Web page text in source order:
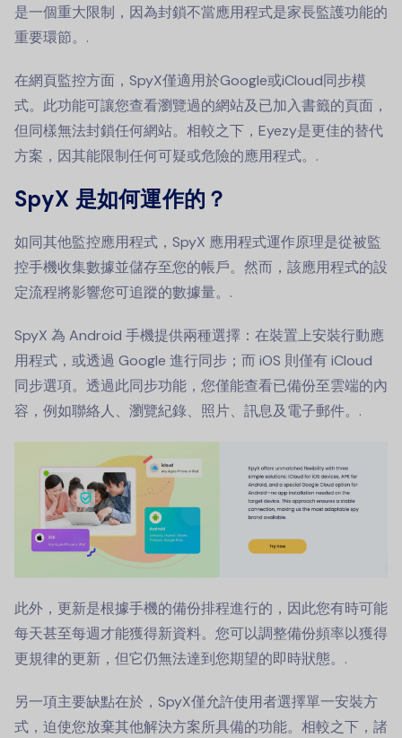
是一個重大限制，因為封鎖不當應用程式是家長監護功能的
重要環節。.
在網頁監控方面，SpyX僅適用於Google或iCloud同步模
式。此功能可讓您查看瀏覽過的網站及已加入書籤的頁面，
但同樣無法封鎖任何網站。相較之下，Eyezy是更佳的替代
方案，因其能限制任何可疑或危險的應用程式。.
SpyX 是如何運作的？
如同其他監控應用程式，SpyX 應用程式運作原理是從被監
控手機收集數據並儲存至您的帳戶。然而，該應用程式的設
定流程將影響您可追蹤的數據量。.
SpyX 為 Android 手機提供兩種選擇：在裝置上安裝行動應
用程式，或透過 Google 進行同步；而 iOS 則僅有 iCloud
同步選項。透過此同步功能，您僅能查看已備份至雲端的內
容，例如聯絡人、瀏覽紀錄、照片、訊息及電子郵件。.
此外，更新是根據手機的備份排程進行的，因此您有時可能
每天甚至每週才能獲得新資料。您可以調整備份頻率以獲得
更規律的更新，但它仍無法達到您期望的即時狀態。.
另一項主要缺點在於，SpyX僅允許使用者選擇單一安裝方
式，迫使您放棄其他解決方案所具備的功能。相較之下，諸